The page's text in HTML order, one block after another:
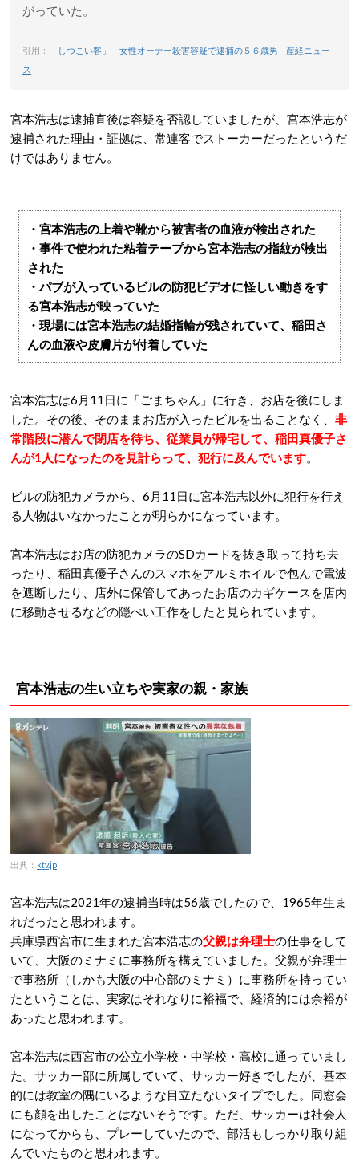
がっていた。
引用：
「しつこい客」 女性オーナー殺害容疑で逮捕の５６歳男 – 産経ニュー
ス
宮本浩志は逮捕直後は容疑を否認していましたが、宮本浩志が
逮捕された理由・証拠は、常連客でストーカーだったというだ
けではありません。
・宮本浩志の上着や靴から被害者の血液が検出された
・事件で使われた粘着テープから宮本浩志の指紋が検出
された
・パブが入っているビルの防犯ビデオに怪しい動きをす
る宮本浩志が映っていた
・現場には宮本浩志の結婚指輪が残されていて、稲田さ
んの血液や皮膚片が付着していた
宮本浩志は6月11日に「ごまちゃん」に行き、お店を後にしま
した。その後、そのままお店が入ったビルを出ることなく、 非
常階段に潜んで閉店を待ち、従業員が帰宅して、稲田真優子さ
んが1人になったのを見計らって、犯行に及んでいます
ビルの防犯カメラから、6月11日に宮本浩志以外に犯行を行え
る人物はいなかったことが明らかになっています。
宮本浩志はお店の防犯カメラのSDカードを抜き取って持ち去
ったり、稲田真優子さんのスマホをアルミホイルで包んで電波
を遮断したり、店外に保管してあったお店のカギケースを店内
に移動させるなどの隠ぺい工作をしたと見られています。
宮本浩志の生い立ちや実家の親・家族
出典： ktv.jp
宮本浩志は2021年の逮捕当時は56歳でしたので、1965年生ま
れだったと思われます。
兵庫県西宮市に生まれた宮本浩志の父親は弁理士の仕事をして
いて、大阪のミナミに事務所を構えていました。父親が弁理士
で事務所（しかも大阪の中心部のミナミ）に事務所を持ってい
たということは、実家はそれなりに裕福で、経済的には余裕が
あったと思われます。
宮本浩志は西宮市の公立小学校・中学校・高校に通っていまし
た。サッカー部に所属していて、サッカー好きでしたが、基本
的には教室の隅にいるような目立たないタイプでした。同窓会
にも顔を出したことはないそうです。ただ、サッカーは社会人
になってからも、プレーしていたので、部活もしっかり取り組
んでいたものと思われます。